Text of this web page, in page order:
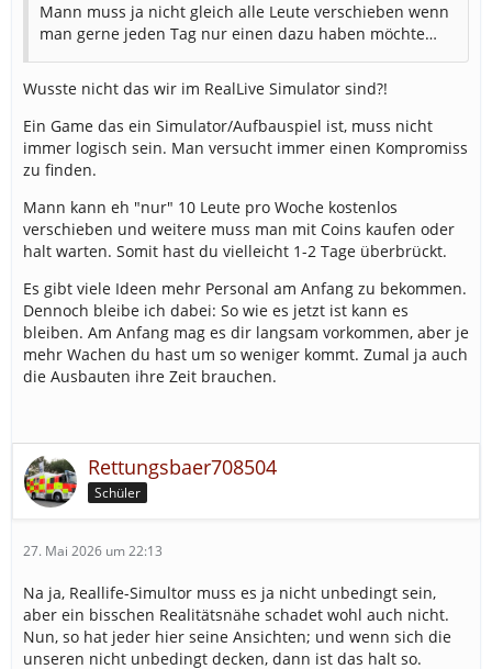
Mann muss ja nicht gleich alle Leute verschieben wenn
man gerne jeden Tag nur einen dazu haben möchte…
Wusste nicht das wir im RealLive Simulator sind?!
Ein Game das ein Simulator/Aufbauspiel ist, muss nicht
immer logisch sein. Man versucht immer einen Kompromiss
zu finden.
Mann kann eh "nur" 10 Leute pro Woche kostenlos
verschieben und weitere muss man mit Coins kaufen oder
halt warten. Somit hast du vielleicht 1-2 Tage überbrückt.
Es gibt viele Ideen mehr Personal am Anfang zu bekommen.
Dennoch bleibe ich dabei: So wie es jetzt ist kann es
bleiben. Am Anfang mag es dir langsam vorkommen, aber je
mehr Wachen du hast um so weniger kommt. Zumal ja auch
die Ausbauten ihre Zeit brauchen.
Rettungsbaer708504
Schüler
27. Mai 2026 um 22:13
Na ja, Reallife-Simultor muss es ja nicht unbedingt sein,
aber ein bisschen Realitätsnähe schadet wohl auch nicht.
Nun, so hat jeder hier seine Ansichten; und wenn sich die
unseren nicht unbedingt decken, dann ist das halt so.